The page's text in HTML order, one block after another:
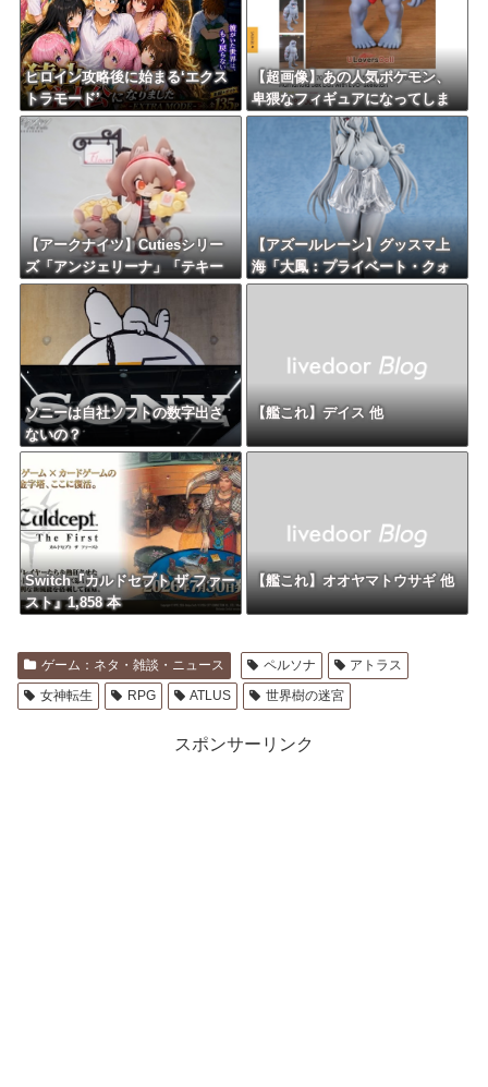
ヒロイン攻略後に始まる‘エクス
トラモード’
【超画像】あの人気ポケモン、
卑猥なフィギュアになってしま
った模様
【アークナイツ】Cutiesシリー
ズ「アンジェリーナ」「テキー
ラ」デフォルメフィギュア【予
【アズールレーン】グッスマ上
海「大鳳：プライベート・クォ
ーターズVer.」フィギュア【原型
ソニーは自社ソフトの数字出さ
ないの？
【艦これ】デイス 他
Switch『カルドセプト ザ ファー
スト』1,858 本
【艦これ】オオヤマトウサギ 他
ゲーム：ネタ・雑談・ニュース ペルソナ
アトラス
女神転生
RPG ATLUS 世界樹の迷宮
スポンサーリンク